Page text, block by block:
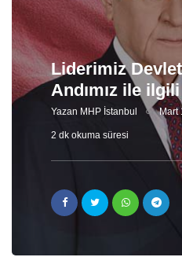
Liderimiz
Andımız ile
Yazan MHP İstanbul Mart
2 dk okuma süresi